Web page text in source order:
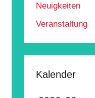
Neuigkeiten
Veranstaltung
Kalender